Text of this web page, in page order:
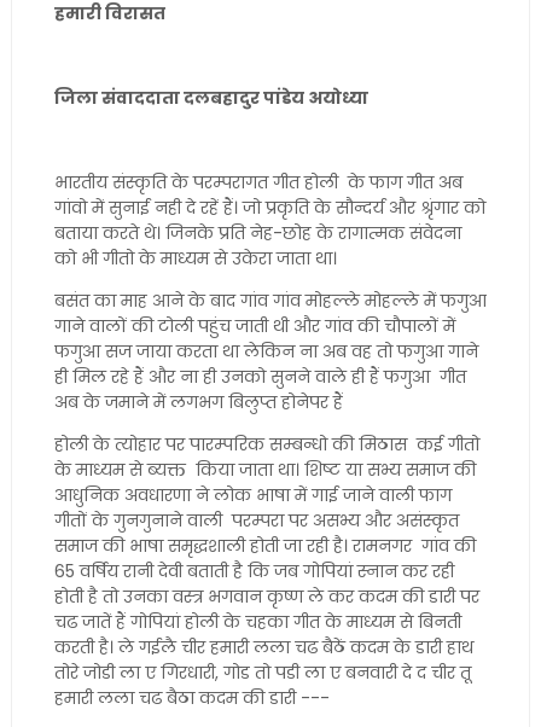
हमारी विरासत
जिला संवाददाता दलबहादुर पांडेय अयोध्या
भारतीय संस्कृति के परम्परागत गीत होली के फाग गीत अब
गांवो में सुनाई नही दे रहें हैं। जो प्रकृति के सौन्दर्य और श्रृंगार को
बताया करते थे। जिनके प्रति नेह-छोह के रागात्मक संवेदना
को भी गीतो के माध्यम से उकेरा जाता था।
बसंत का माह आने के बाद गांव गांव मोहल्ले मोहल्ले में फगुआ
गाने वालों की टोली पहुंच जाती थी और गांव की चौपालों में
फगुआ सज जाया करता था लेकिन ना अब वह तो फगुआ गाने
ही मिल रहे हैं और ना ही उनको सुनने वाले ही हैं फगुआ गीत
अब के जमाने में लगभग बिलुप्त होनेपर हैं
होली के त्योहार पर पारम्परिक सम्बन्धो की मिठास कई गीतो
के माध्यम से ब्यक्त किया जाता था। शिष्ट या सभ्य समाज की
आधुनिक अवधारणा ने लोक भाषा में गाई जाने वाली फाग
गीतों के गुनगुनाने वाली परम्परा पर असभ्य और असंस्कृत
समाज की भाषा समृद्धशाली होती जा रही है। रामनगर गांव की
65 वर्षिय रानी देवी बताती है कि जब गोपियां स्नान कर रही
होती है तो उनका वस्त्र भगवान कृष्ण ले कर कदम की डारी पर
चढ जातें हैं गोपियां होली के चहका गीत के माध्यम से बिनती
करती है। ले गईलै चीर हमारी लला चढ बैठें कदम के डारी हाथ
तोरे जोडी ला ए गिरधारी, गोड तो पडी ला ए बनवारी दे द चीर तू
हमारी लला चढ बैठा कदम की डारी ---